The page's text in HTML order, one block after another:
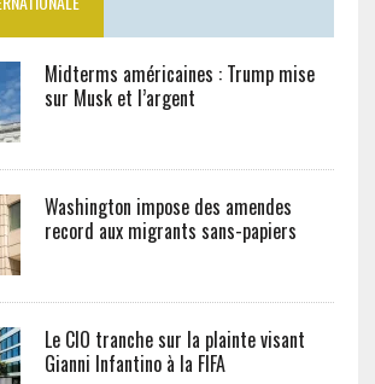
Midterms américaines : Trump mise
sur Musk et l’argent
Washington impose des amendes
record aux migrants sans-papiers
Le CIO tranche sur la plainte visant
Gianni Infantino à la FIFA